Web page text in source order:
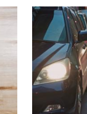
Image